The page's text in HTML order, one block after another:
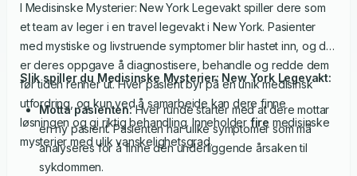
I Medisinske Mysterier: New York Legevakt spiller dere som
et team av leger i en travel legevakt i New York. Pasienter
med mystiske og livstruende symptomer blir hastet inn, og det
er deres oppgave å diagnostisere, behandle og redde dem
før tiden renner ut. Hver pasient byr på en unik medisinsk
utfordring, og kun ved å samarbeide kan dere finne
løsningen og gi riktig behandling. Inneholder fire medisinske
mysterier med ulik vanskelighetsgrad.
Slik spiller du Medisinske Mysterier: New York Legevakt:
Motta pasienten:Hver runde starter med at dere mottar
en ny pasient. Pasienten har ulike symptomer som må
analyseres for å finne den underliggende årsaken til
sykdommen.